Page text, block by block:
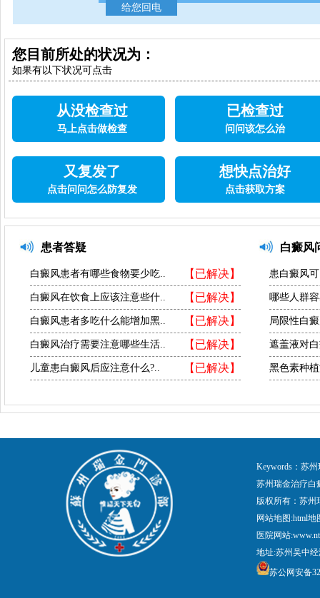
您目前所处的状况为：
如果有以下状况可点击
从没检查过
马上点击做检查
已检查过
问问该怎么治
又复发了
点击问问怎么防复发
想快点治好
点击获取方案
患者答疑
【已解决】
白癜风患者有哪些食物要少吃..
【已解决】
白癜风在饮食上应该注意些什..
【已解决】
白癜风患者多吃什么能增加黑..
【已解决】
白癜风治疗需要注意哪些生活..
【已解决】
儿童患白癜风后应注意什么?..
白癜风
患白癜风
哪些人群
局限性白
遮盖液对
黑色素种
Keywords：苏
苏州瑞金治疗白
版权所有：苏
网站地图:html地
医院网站
地址:苏州吴中
苏公网安备